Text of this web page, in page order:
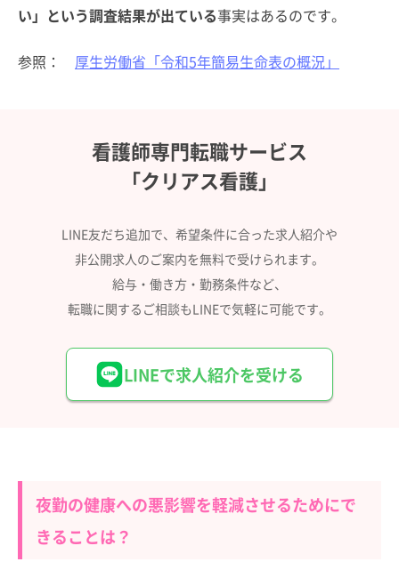
い」という調査結果が出ている事実はあるのです。
参照： 厚生労働省「令和5年簡易生命表の概況」
看護師専門転職サービス
「クリアス看護」
LINE友だち追加で、希望条件に合った求人紹介や
非公開求人のご案内を無料で受けられます。
給与・働き方・勤務条件など、
転職に関するご相談もLINEで気軽に可能です。
LINEで求人紹介を受ける
夜勤の健康への悪影響を軽減させるためにで
きることは？